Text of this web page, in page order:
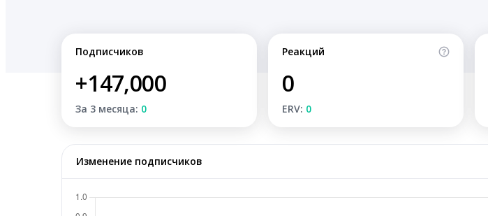
Подписчиков
+147,000
За 3 месяца: 0
Реакций
0
ERV: 0
Изменение подписчиков